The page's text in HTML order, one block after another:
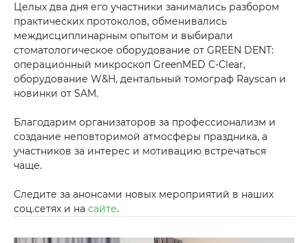
Целых два дня его участники занимались разбором
практических протоколов, обменивались
междисциплинарным опытом и выбирали
стоматологическое оборудование от GREEN DENT:
операционный микроскоп GreenMED C-Clear,
оборудование W&H, дентальный томограф Rayscan и
новинки от SAM.
Благодарим организаторов за профессионализм и
создание неповторимой атмосферы праздника, а
участников за интерес и мотивацию встречаться
чаще.
Следите за анонсами новых мероприятий в наших
соц.сетях и на сайте.